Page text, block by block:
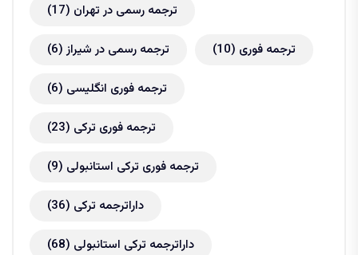
ترجمه رسمی در تهران (17)
ترجمه رسمی در شیراز (6) ترجمه فوری (10)
ترجمه فوری انگلیسی (6)
ترجمه فوری ترکی (23)
ترجمه فوری ترکی استانبولی (9)
داراترجمه ترکی (36)
داراترجمه ترکی استانبولی (68)